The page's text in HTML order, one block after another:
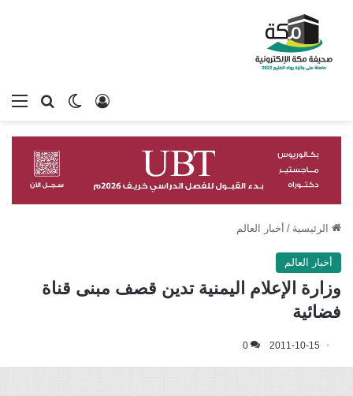
بحثالوضع
تسجيل الدخول
الرئيسية / أخبار العالم
أخبار العالم
وزارة الإعلام اليمنية تدين قصف مبنى قناة
فضائية
2011-10-15
0